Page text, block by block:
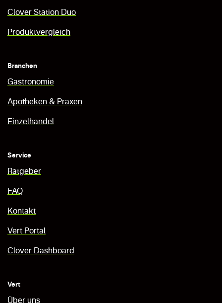
Clover Station Duo
Produktvergleich
Branchen
Gastronomie
Apotheken & Praxen
Einzelhandel
Service
Ratgeber
FAQ
Kontakt
Vert Portal
Clover Dashboard
Vert
Über uns